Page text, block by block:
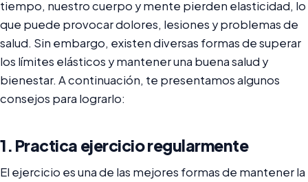
tiempo, nuestro cuerpo y mente pierden elasticidad, lo
que puede provocar dolores, lesiones y problemas de
salud. Sin embargo, existen diversas formas de superar
los límites elásticos y mantener una buena salud y
bienestar. A continuación, te presentamos algunos
consejos para lograrlo:
1. Practica ejercicio regularmente
El ejercicio es una de las mejores formas de mantener la